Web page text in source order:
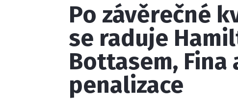
Provozovatelem
Po závěrečné
se raduje
Bottasem, Fina
penalizace